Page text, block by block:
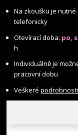
Na zkoušku je
telefonicky
Otevírací doba: po,
h
Individuálně je
pracovní dobu
Veškeré